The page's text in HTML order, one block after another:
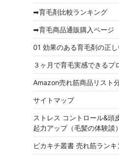
➡育毛剤比較ランキング
➡育毛商品通販購入ページ
01 効果のある育毛剤の正
３ヶ月で育毛実感できるプ
Amazon売れ筋商品リスト
サイトマップ
ストレス コントロール&頭
起力アップ（毛髪の体験談）
ピカキチ叢書 売れ筋ラン